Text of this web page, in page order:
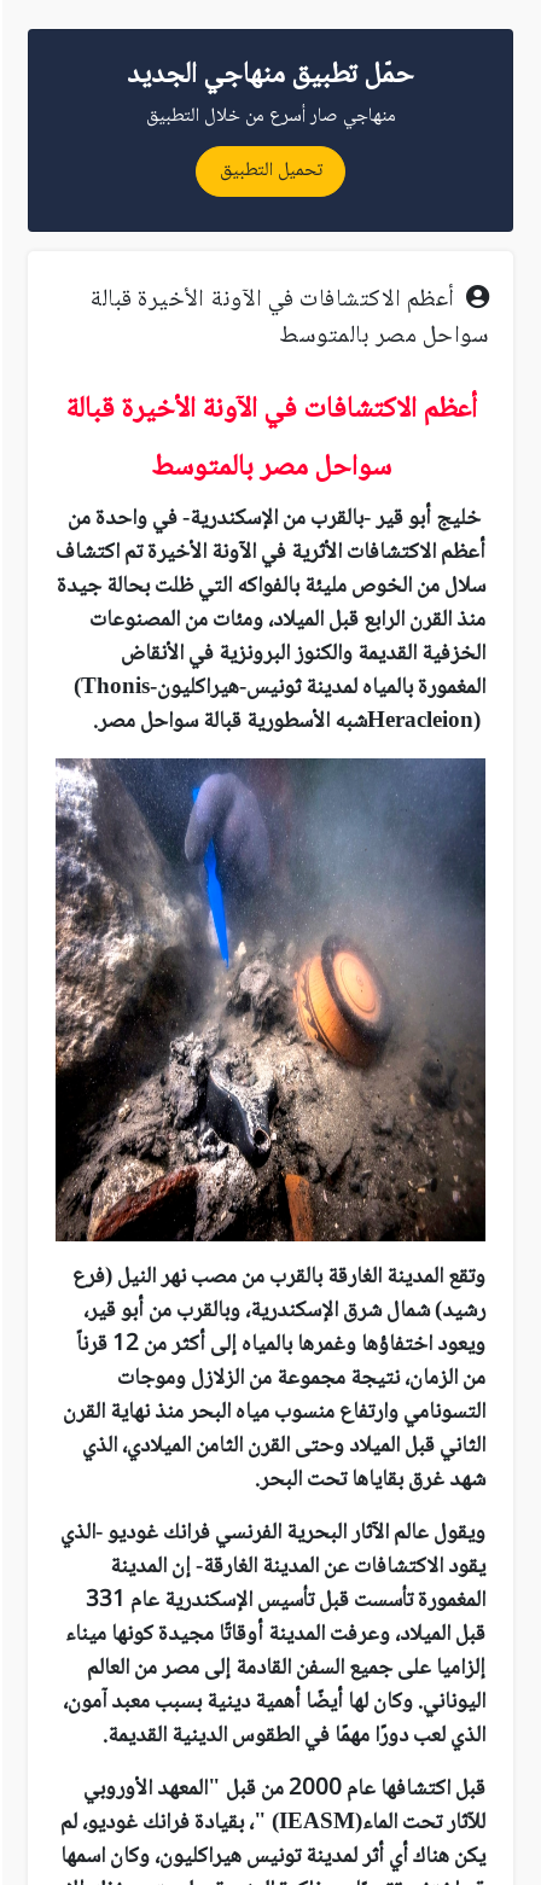
حمّل تطبيق منهاجي الجديد
منهاجي صار أسرع من خلال التطبيق
تحميل التطبيق
أعظم الاكتشافات في الآونة الأخيرة قبالة
سواحل مصر بالمتوسط
أعظم الاكتشافات في الآونة الأخيرة قبالة
سواحل مصر بالمتوسط
خليج أبو قير -بالقرب من الإسكندرية- في واحدة من
أعظم الاكتشافات الأثرية في الآونة الأخيرة تم اكتشاف
سلال من الخوص مليئة بالفواكه التي ظلت بحالة جيدة
منذ القرن الرابع قبل الميلاد، ومئات من المصنوعات
الخزفية القديمة والكنوز البرونزية في الأنقاض
المغمورة بالمياه لمدينة ثونيس-هيراكليون(Thonis-
Heracleion)شبه الأسطورية قبالة سواحل مصر.
وتقع المدينة الغارقة بالقرب من مصب نهر النيل (فرع
رشيد) شمال شرق الإسكندرية، وبالقرب من أبو قير،
ويعود اختفاؤها وغمرها بالمياه إلى أكثر من 12 قرناً
من الزمان، نتيجة مجموعة من الزلازل وموجات
التسونامي وارتفاع منسوب مياه البحر منذ نهاية القرن
الثاني قبل الميلاد وحتى القرن الثامن الميلادي، الذي
شهد غرق بقاياها تحت البحر.
ويقول عالم الآثار البحرية الفرنسي فرانك غوديو -الذي
يقود الاكتشافات عن المدينة الغارقة- إن المدينة
المغمورة تأسست قبل تأسيس الإسكندرية عام 331
قبل الميلاد، وعرفت المدينة أوقاتًا مجيدة كونها ميناء
إلزاميا على جميع السفن القادمة إلى مصر من العالم
اليوناني. وكان لها أيضًا أهمية دينية بسبب معبد آمون،
الذي لعب دورًا مهمًا في الطقوس الدينية القديمة.
قبل اكتشافها عام 2000 من قبل "المعهد الأوروبي
للآثار تحت الماء" (IEASM)، بقيادة فرانك غوديو، لم
يكن هناك أي أثر لمدينة تونيس هيراكليون، وكان اسمها